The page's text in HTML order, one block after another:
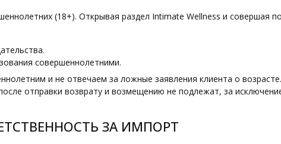
(18+). Открывая раздел Intimate Wellness и совершая
совершеннолетними.
и не отвечаем за ложные заявления клиента о
отправки возврату и возмещению не подлежат, за
ЗА ИМПОРТ